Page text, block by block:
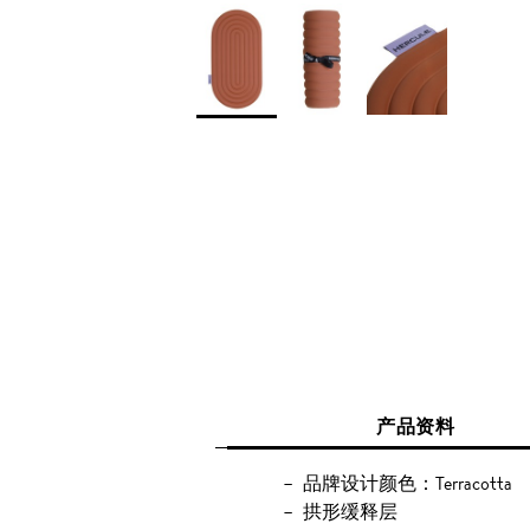
产品资料
品牌设计颜色：Terracotta
拱形缓释层